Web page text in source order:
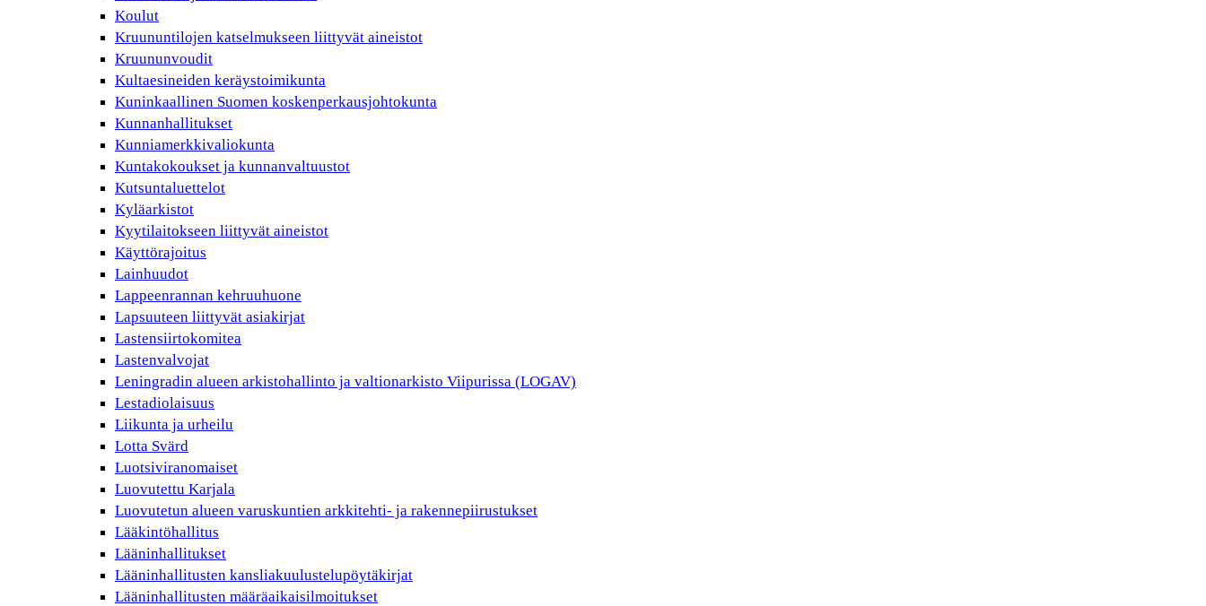
Koulut
Kruununtilojen katselmukseen liittyvät aineistot
Kruununvoudit
Kultaesineiden keräystoimikunta
Kuninkaallinen Suomen koskenperkausjohtokunta
Kunnanhallitukset
Kunniamerkkivaliokunta
Kuntakokoukset ja kunnanvaltuustot
Kutsuntaluettelot
Kyläarkistot
Kyytilaitokseen liittyvät aineistot
Käyttörajoitus
Lainhuudot
Lappeenrannan kehruuhuone
Lapsuuteen liittyvät asiakirjat
Lastensiirtokomitea
Lastenvalvojat
Leningradin alueen arkistohallinto ja valtionarkisto Viipurissa (LOGAV)
Lestadiolaisuus
Liikunta ja urheilu
Lotta Svärd
Luotsiviranomaiset
Luovutettu Karjala
Luovutetun alueen varuskuntien arkkitehti- ja rakennepiirustukset
Lääkintöhallitus
Lääninhallitukset
Lääninhallitusten kansliakuulustelupöytäkirjat
Lääninhallitusten määräaikaisilmoitukset